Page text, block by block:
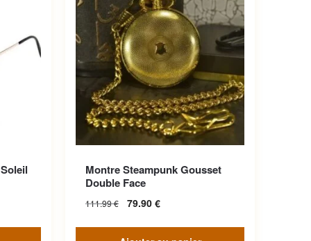
Montre Steampunk Gousset
Double Face
111.99€ 79.90 €